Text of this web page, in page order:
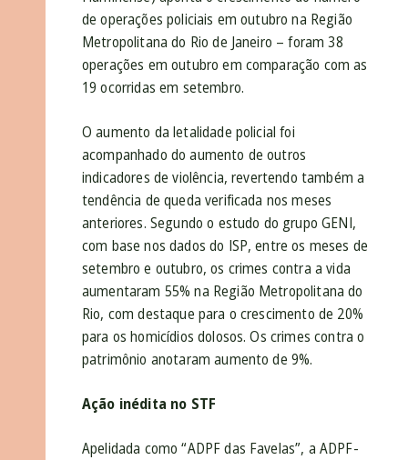
de operações policiais em outubro na Região
Metropolitana do Rio de Janeiro – foram 38
operações em outubro em comparação com as
19 ocorridas em setembro.
O aumento da letalidade policial foi
acompanhado do aumento de outros
indicadores de violência, revertendo também a
tendência de queda verificada nos meses
anteriores. Segundo o estudo do grupo GENI,
com base nos dados do ISP, entre os meses de
setembro e outubro, os crimes contra a vida
aumentaram 55% na Região Metropolitana do
Rio, com destaque para o crescimento de 20%
para os homicídios dolosos. Os crimes contra o
patrimônio anotaram aumento de 9%.
Ação inédita no STF
Apelidada como “ADPF das Favelas”, a ADPF-